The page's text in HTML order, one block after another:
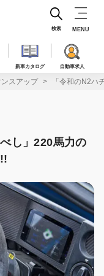
新車カタログ 自動車求人
検索 MENU
スアップ 「令和のN2ハ
し」220馬力の